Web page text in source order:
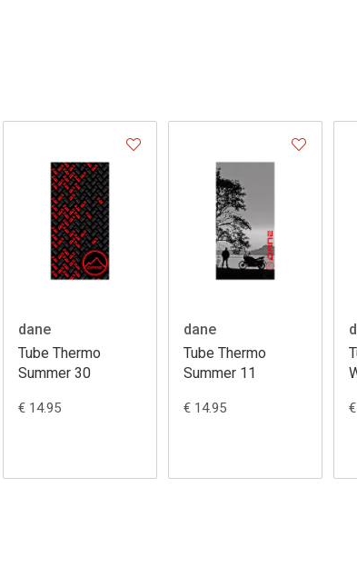
dane
Tube Thermo
Summer 30
€ 14.95
dane
Tube Thermo
Summer 11
€ 14.95